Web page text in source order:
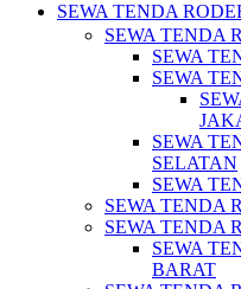
SEWA TENDA
SEWA TENDA
SEWA
SEWA
SEWA
SELATAN
SEWA
SEWA TENDA
SEWA TENDA
SEWA
BARAT